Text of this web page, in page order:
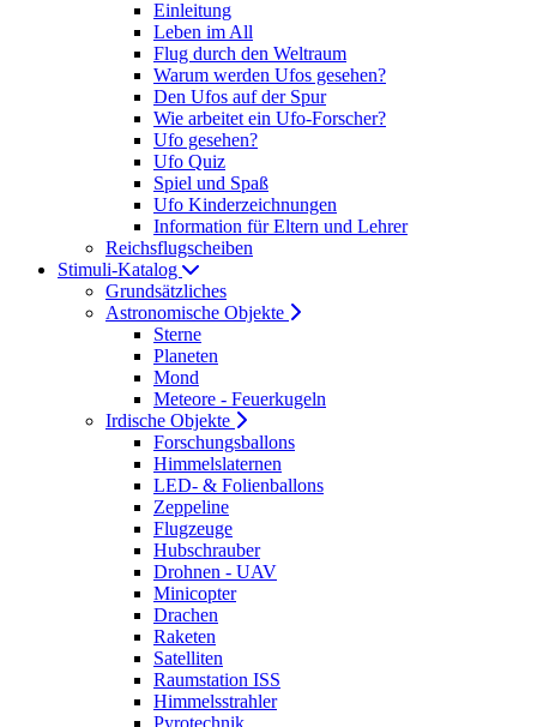
Einleitung
Leben im All
Flug durch den Weltraum
Warum werden Ufos gesehen?
Den Ufos auf der Spur
Wie arbeitet ein Ufo-Forscher?
Ufo gesehen?
Ufo Quiz
Spiel und Spaß
Ufo Kinderzeichnungen
Information für Eltern und Lehrer
Reichsflugscheiben
Stimuli-Katalog
Grundsätzliches
Astronomische Objekte
Sterne
Planeten
Mond
Meteore - Feuerkugeln
Irdische Objekte
Forschungsballons
Himmelslaternen
LED- & Folienballons
Zeppeline
Flugzeuge
Hubschrauber
Drohnen - UAV
Minicopter
Drachen
Raketen
Satelliten
Raumstation ISS
Himmelsstrahler
Pyrotechnik